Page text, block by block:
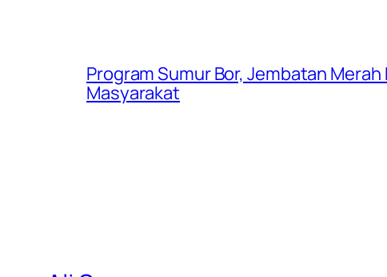
Program Sumur Bor, Jembatan
Masyarakat